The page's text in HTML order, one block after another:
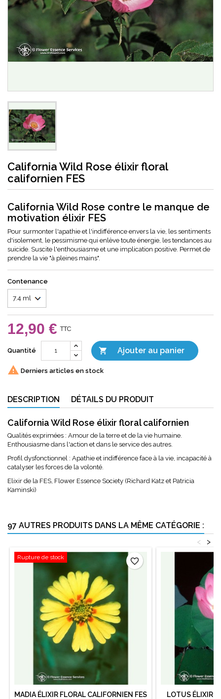
California Wild Rose élixir floral
californien FES
California Wild Rose contre le manque de
motivation élixir FES
Pour surmonter l'apathie et l'indifférence envers la vie, les sentiments
d'isolement, le pessimisme qui enlève toute énergie, les tendances au
suicide. Suscite l'enthousiasme et une implication positive. Permet de
prendre la vie "à pleines mains".
Contenance
12,90 € TTC
Quantité  Ajouter au panier
 Derniers articles en stock
DESCRIPTION DÉTAILS DU PRODUIT
California Wild Rose élixir floral californien
Qualités exprimées : Amour de la terre et de la vie humaine.
Enthousiasme dans l'action et dans le service des autres.
Profil dysfonctionnel : Apathie et indifférence face à la vie, incapacité à
catalyser les forces de la volonté.
Elixir de la FES, Flower Essence Society (Richard Katz et Patricia
Kaminski)
97 AUTRES PRODUITS DANS LA MÊME CATÉGORIE :
>
<
Rupture de stock
MADIA ÉLIXIR FLORAL CALIFORNIEN FES
favorite_border
LOTUS ÉLIXIR